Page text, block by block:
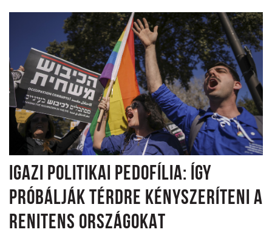
IGAZI POLITIKAI PEDOFÍLIA: ÍGY
PRÓBÁLJÁK TÉRDRE KÉNYSZERÍTENI A
RENITENS ORSZÁGOKAT